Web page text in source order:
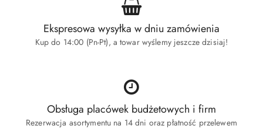
Ekspresowa wysyłka w dniu zamówienia
Kup do 14:00 (Pn-Pt), a towar wyślemy jeszcze dzisiaj!
Obsługa placówek budżetowych i firm
Rezerwacja asortymentu na 14 dni oraz płatność przelewem